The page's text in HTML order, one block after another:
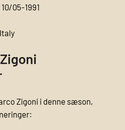
10/05-1991
Italy
Zigoni i denne sæson,